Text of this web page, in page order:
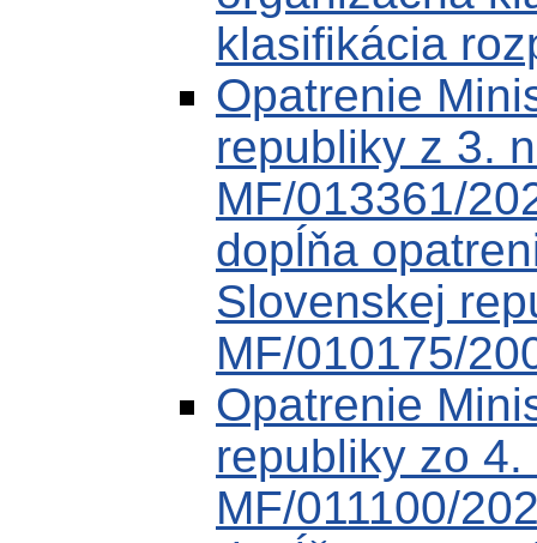
klasifikácia
Opatrenie
republiky z 3.
MF/013361/
dopĺňa
Slovenskej
MF/010175/
Opatrenie
republiky zo
MF/011100/